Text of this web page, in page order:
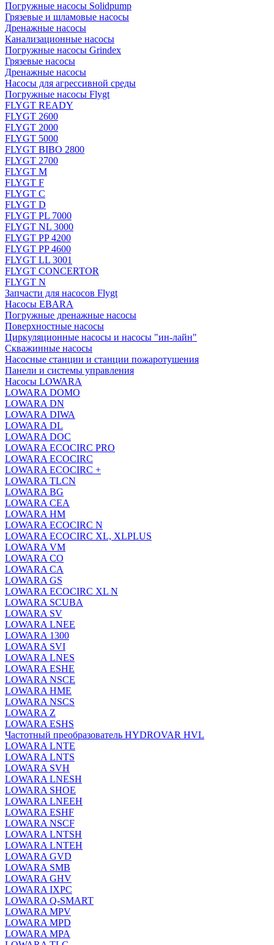
Погружные насосы Solidpump
Грязевые и шламовые насосы
Дренажные насосы
Канализационные насосы
Погружные насосы Grindex
Грязевые насосы
Дренажные насосы
Насосы для агрессивной среды
Погружные насосы Flygt
FLYGT READY
FLYGT 2600
FLYGT 2000
FLYGT 5000
FLYGT BIBO 2800
FLYGT 2700
FLYGT M
FLYGT F
FLYGT C
FLYGT D
FLYGT PL 7000
FLYGT NL 3000
FLYGT PP 4200
FLYGT PP 4600
FLYGT LL 3001
FLYGT CONCERTOR
FLYGT N
Запчасти для насосов Flygt
Насосы EBARA
Погружные дренажные насосы
Поверхностные насосы
Циркуляционные насосы и насосы "ин-лайн"
Скважинные насосы
Насосные станции и станции пожаротушения
Панели и системы управления
Насосы LOWARA
LOWARA DOMO
LOWARA DN
LOWARA DIWA
LOWARA DL
LOWARA DOC
LOWARA ECOCIRC PRO
LOWARA ECOCIRC
LOWARA ECOCIRC +
LOWARA TLCN
LOWARA BG
LOWARA CEA
LOWARA HM
LOWARA ECOCIRC N
LOWARA ECOCIRC XL, XLPLUS
LOWARA VM
LOWARA CO
LOWARA CA
LOWARA GS
LOWARA ECOCIRC XL N
LOWARA SCUBA
LOWARA SV
LOWARA LNEE
LOWARA 1300
LOWARA SVI
LOWARA LNES
LOWARA ESHE
LOWARA NSCE
LOWARA HME
LOWARA NSCS
LOWARA Z
LOWARA ESHS
Частотный преобразователь HYDROVAR HVL
LOWARA LNTE
LOWARA LNTS
LOWARA SVH
LOWARA LNESH
LOWARA SHOE
LOWARA LNEEH
LOWARA ESHF
LOWARA NSCF
LOWARA LNTSH
LOWARA LNTEH
LOWARA GVD
LOWARA SMB
LOWARA GHV
LOWARA IXPС
LOWARA Q-SMART
LOWARA MPV
LOWARA MPD
LOWARA MPA